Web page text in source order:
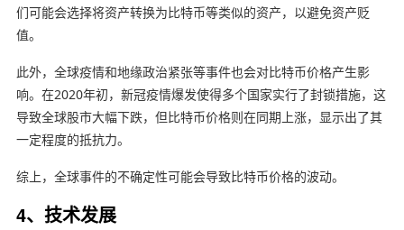
们可能会选择将资产转换为比特币等类似的资产，以避免资产贬
值。
此外，全球疫情和地缘政治紧张等事件也会对比特币价格产生影
响。在2020年初，新冠疫情爆发使得多个国家实行了封锁措施，这
导致全球股市大幅下跌，但比特币价格则在同期上涨，显示出了其
一定程度的抵抗力。
综上，全球事件的不确定性可能会导致比特币价格的波动。
4、技术发展